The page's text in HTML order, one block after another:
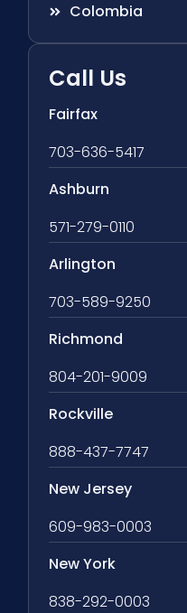
Colombia
Call Us
Fairfax
703-636-5417
Ashburn
571-279-0110
Arlington
703-589-9250
Richmond
804-201-9009
Rockville
888-437-7747
New Jersey
609-983-0003
New York
838-292-0003